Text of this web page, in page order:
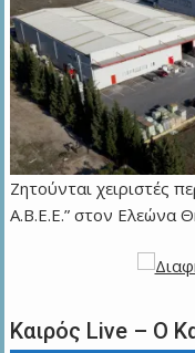
Ζητούνται
Α.Β.Ε.Ε.” στον Ελεώνα
Καιρός Live – Ο